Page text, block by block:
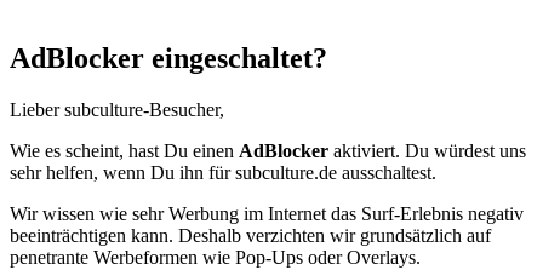
AdBlocker eingeschaltet?
Lieber subculture-Besucher,
Wie es scheint, hast Du einen AdBlocker aktiviert. Du würdest uns
sehr helfen, wenn Du ihn für subculture.de ausschaltest.
Wir wissen wie sehr Werbung im Internet das Surf-Erlebnis negativ
beeinträchtigen kann. Deshalb verzichten wir grundsätzlich auf
penetrante Werbeformen wie Pop-Ups oder Overlays.